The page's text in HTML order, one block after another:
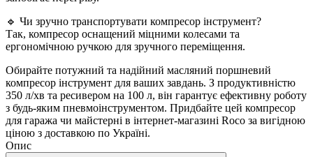
🔹 Чи зручно транспортувати компресор інструмент?
Так, компресор оснащений міцними колесами та
ергономічною ручкою для зручного переміщення.
Обирайте потужний та надійний масляний поршневий
компресор інструмент для ваших завдань. З продуктивністю
350 л/хв та ресивером на 100 л, він гарантує ефективну роботу
з будь-яким пневмоінструментом. Придбайте цей компресор
для гаража чи майстерні в інтернет-магазині Roco за вигідною
ціною з доставкою по Україні.
Опис